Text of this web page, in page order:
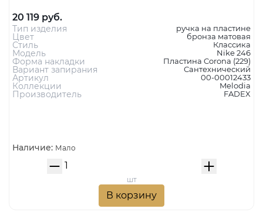
20 119 руб.
Тип изделия ручка на пластине
Цвет бронза матовая
Стиль Классика
Модель Nike 246
Форма накладки Пластина Corona (229)
Вариант запирания Сантехнический
Артикул 00-00012433
Коллекции Melodia
Производитель FADEX
Наличие: Мало
шт
В корзину